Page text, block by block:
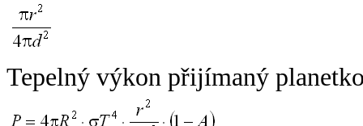
Tepelný výkon přijímaný